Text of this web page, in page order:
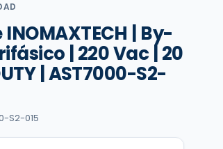
| By-
| 220 Vac | 20
| AST7000-S2-
S2-015